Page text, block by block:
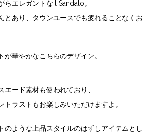
らエレガントなil Sandalo。
とあり、タウンユースでも疲れることなくお
が華やかなこちらのデザイン。
エード素材も使われており、
トラストもお楽しみいただけますよ。
のような上品スタイルのはずしアイテムとし